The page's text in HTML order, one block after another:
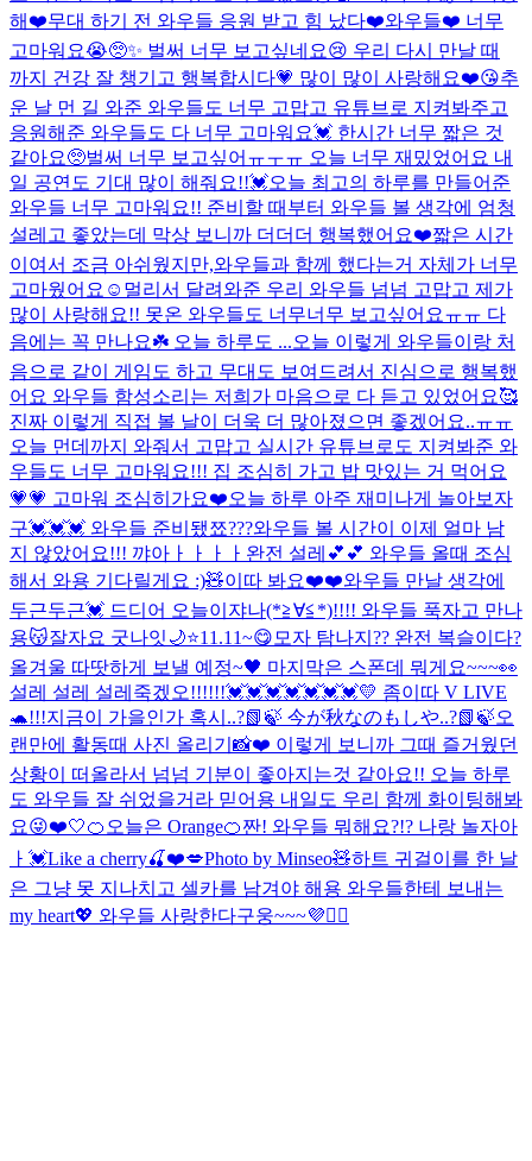
해❤️무대 하기 전 와우들 응원 받고 힘 났다❤️와우들❤️ 너무
고마워요😭🥺✨ 벌써 너무 보고싶네요😢 우리 다시 만날 때
까지 건강 잘 챙기고 행복합시다💗 많이 많이 사랑해요❤️😘추
운 날 먼 길 와준 와우들도 너무 고맙고 유튜브로 지켜봐주고
응원해준 와우들도 다 너무 고마워요💓 한시간 너무 짧은 것
같아요🥺벌써 너무 보고싶어ㅠㅜㅠ 오늘 너무 재밌었어요 내
일 공연도 기대 많이 해줘요!!💓오늘 최고의 하루를 만들어준
와우들 너무 고마워요!! 준비할 때부터 와우들 볼 생각에 엄청
설레고 좋았는데 막상 보니까 더더더 행복했어요❤️짧은 시간
이여서 조금 아쉬웠지만,와우들과 함께 했다는거 자체가 너무
고마웠어요☺️멀리서 달려와준 우리 와우들 넘넘 고맙고 제가
많이 사랑해요!! 못온 와우들도 너무너무 보고싶어요ㅠㅠ 다
음에는 꼭 만나요☘️ 오늘 하루도 ...오늘 이렇게 와우들이랑 처
음으로 같이 게임도 하고 무대도 보여드려서 진심으로 행복했
어요 와우들 함성소리는 저희가 마음으로 다 듣고 있었어요🥰
진짜 이렇게 직접 볼 날이 더욱 더 많아졌으면 좋겠어요..ㅠㅠ
오늘 먼데까지 와줘서 고맙고 실시간 유튜브로도 지켜봐준 와
우들도 너무 고마워요!!! 집 조심히 가고 밥 맛있는 거 먹어요
💗💗 고마워 조심히가요❤️오늘 하루 아주 재미나게 놀아보자
구💓💓💓 와우들 준비됐쬬???와우들 볼 시간이 이제 얼마 남
지 않았어요!!! 꺄아ㅏㅏㅏㅏ완전 설레💕💕 와우들 올때 조심
해서 와용 기다릴게요 :)🧸이따 봐요❤️❤️와우들 만날 생각에
두근두근💓 드디어 오늘이쟈나(*≧∀≦*)!!!! 와우들 푹자고 만나
용😽잘자요 굿나잇🌙⭐️11.11~😋 모자 탐나지?? 완전 복슬이다?
올겨울 따땃하게 보낼 예정~🖤 마지막은 스폰데 뭐게요~~~👀
설레 설레 설레죽겠오!!!!!!💓💓💓💓💓💓💓💛 좀이따 V LIVE
🐢!!!지금이 가을인가 혹시..?📗🍃 今が秋なのもしや..?📗🍃오
랜만에 활동때 사진 올리기📸❤️ 이렇게 보니까 그때 즐거웠던
상황이 떠올라서 넘넘 기분이 좋아지는것 같아요!! 오늘 하루
도 와우들 잘 쉬었을거라 믿어용 내일도 우리 함께 화이팅해봐
요😜❤️🤍🍊오늘은 Orange🍊짠! 와우들 뭐해요?!? 나랑 놀자아
ㅏ💓Like a cherry🍒❤️💋Photo by Minseo🧸하트 귀걸이를 한 날
은 그냥 못 지나치고 셀카를 남겨야 해용 와우들한테 보내는
my heart💖 와우들 사랑한다구웅~~~💜🙆‍♀️